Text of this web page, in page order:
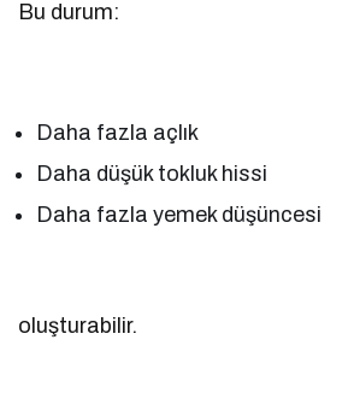
Bu durum:
Daha fazla açlık
Daha düşük tokluk hissi
Daha fazla yemek düşüncesi
oluşturabilir.